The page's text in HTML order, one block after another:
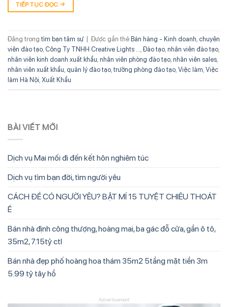
TIẾP TỤC ĐỌC →
Đăng trong tìm bạn tâm sự Được gắn thẻ Bán hàng - Kinh doanh chuyên
viên đào tạo Công Ty TNHH Creative Lights ... Đào tạo nhân viên đào tạo
nhân viên kinh doanh xuất khẩu nhân viên phòng đào tạo nhân viên sales
nhân viên xuất khẩu quản lý đào tạo trưởng phòng đào tạo Việc làm Việc
làm Hà Nội Xuất Khẩu
BÀI VIẾT MỚI
Dịch vụ Mai mối đi đến kết hôn nghiêm túc
Dịch vụ tìm bạn đời, tìm người yêu
CÁCH ĐỂ CÓ NGƯỜI YÊU? BẬT MÍ 15 TUYỆT CHIÊU THOÁT
Ế
Bán nhà định công thượng, hoàng mai, ba gác đỗ cửa, gần ô tô,
35m2, 7.15tỷ ctl
Bán nhà đẹp phố hoàng hoa thám 35m2 5tầng mặt tiền 3m
5.99 tỷ tây hồ
Advertisement